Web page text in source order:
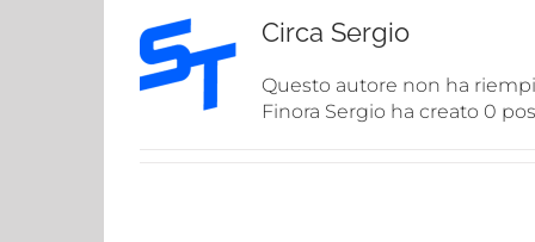
Circa Sergio
Questo autore non ha
Finora Sergio ha creato 0